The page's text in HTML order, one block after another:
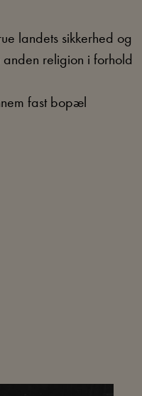
landets sikkerhed og
religion i forhold
fast bopæl